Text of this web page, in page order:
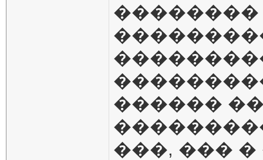
��������
������
���, ���